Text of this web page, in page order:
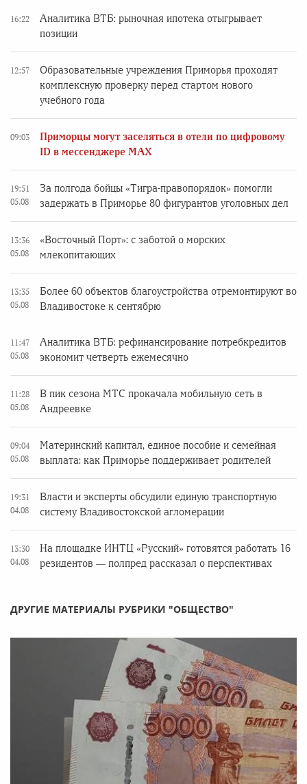
16:22
Аналитика ВТБ: рыночная ипотека отыгрывает
позиции
12:57
Образовательные учреждения Приморья проходят
комплексную проверку перед стартом нового
учебного года
09:03
Приморцы могут заселяться в отели по цифровому
ID в мессенджере MAX
19:51
05.08
За полгода бойцы «Тигра-правопорядок» помогли
задержать в Приморье 80 фигурантов уголовных дел
13:36
05.08
«Восточный Порт»: с заботой о морских
млекопитающих
13:35
05.08
Более 60 объектов благоустройства отремонтируют во
Владивостоке к сентябрю
11:47
05.08
Аналитика ВТБ: рефинансирование потребкредитов
экономит четверть ежемесячно
11:28
05.08
В пик сезона МТС прокачала мобильную сеть в
Андреевке
09:04
05.08
Материнский капитал, единое пособие и семейная
выплата: как Приморье поддерживает родителей
19:31
04.08
Власти и эксперты обсудили единую транспортную
систему Владивостокской агломерации
13:30
04.08
На площадке ИНТЦ «Русский» готовятся работать 16
резидентов — полпред рассказал о перспективах
ДРУГИЕ МАТЕРИАЛЫ РУБРИКИ "ОБЩЕСТВО"